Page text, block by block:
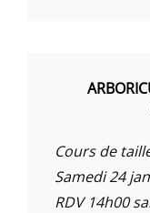
Cours de
Samedi 24
RDV 14h00